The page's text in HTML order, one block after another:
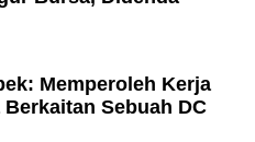
Memperoleh Kerja
Berkaitan Sebuah DC